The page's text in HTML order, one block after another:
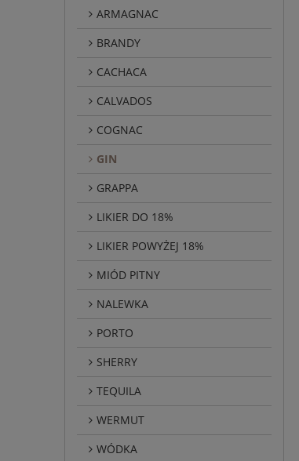
ARMAGNAC
BRANDY
CACHACA
CALVADOS
COGNAC
GIN
GRAPPA
LIKIER DO 18%
LIKIER POWYŻEJ 18%
MIÓD PITNY
NALEWKA
PORTO
SHERRY
TEQUILA
WERMUT
WÓDKA